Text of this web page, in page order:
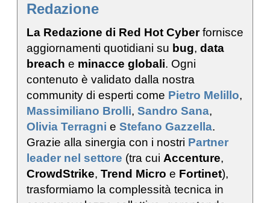
Redazione
La Redazione di Red Hot Cyberfornisce
aggiornamenti quotidiani su bug, data
breach e minacce globali. Ogni
contenuto è validato dalla nostra
community di esperti come Pietro Melillo,
Massimiliano Brolli, Sandro Sana,
Olivia Terragni e Stefano Gazzella.
Grazie alla sinergia con i nostri Partner
leader nel settore (tra cui Accenture,
CrowdStrike, Trend Micro e Fortinet),
trasformiamo la complessità tecnica in